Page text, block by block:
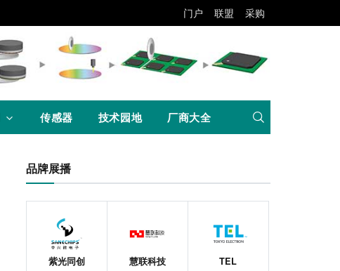
门户 联盟 采购
传感器 技术园地 厂商大全
品牌展播
紫光同创 慧联科技 TEL